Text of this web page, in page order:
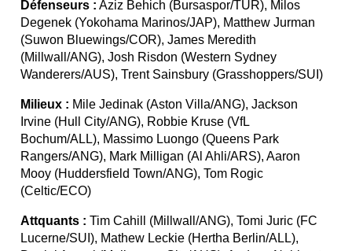
Défenseurs : Aziz Behich (Bursaspor/TUR), Milos
Degenek (Yokohama Marinos/JAP), Matthew Jurman
(Suwon Bluewings/COR), James Meredith
(Millwall/ANG), Josh Risdon (Western Sydney
Wanderers/AUS), Trent Sainsbury (Grasshoppers/SUI)
Milieux : Mile Jedinak (Aston Villa/ANG), Jackson
Irvine (Hull City/ANG), Robbie Kruse (VfL
Bochum/ALL), Massimo Luongo (Queens Park
Rangers/ANG), Mark Milligan (Al Ahli/ARS), Aaron
Mooy (Huddersfield Town/ANG), Tom Rogic
(Celtic/ECO)
Attquants : Tim Cahill (Millwall/ANG), Tomi Juric (FC
Lucerne/SUI), Mathew Leckie (Hertha Berlin/ALL),